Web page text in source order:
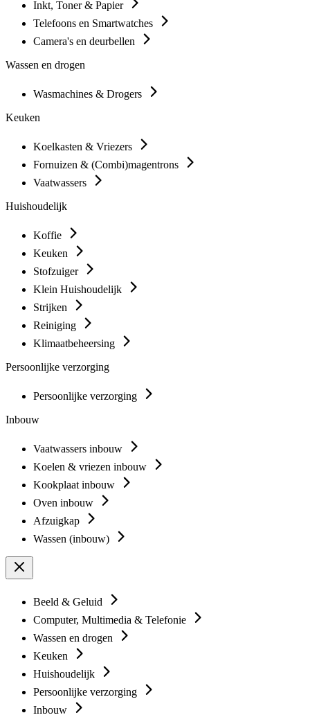
Inkt, Toner & Papier
Telefoons en Smartwatches
Camera's en deurbellen
Wassen en drogen
Wasmachines & Drogers
Keuken
Koelkasten & Vriezers
Fornuizen & (Combi)magentrons
Vaatwassers
Huishoudelijk
Koffie
Keuken
Stofzuiger
Klein Huishoudelijk
Strijken
Reiniging
Klimaatbeheersing
Persoonlijke verzorging
Persoonlijke verzorging
Inbouw
Vaatwassers inbouw
Koelen & vriezen inbouw
Kookplaat inbouw
Oven inbouw
Afzuigkap
Wassen (inbouw)
Beeld & Geluid
Computer, Multimedia & Telefonie
Wassen en drogen
Keuken
Huishoudelijk
Persoonlijke verzorging
Inbouw